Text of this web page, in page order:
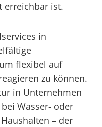
erreichbar ist.
in
flexibel auf
zu können.
in Unternehmen
Wasser- oder
– der